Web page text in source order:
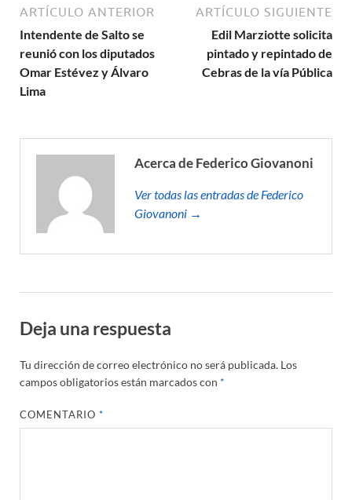
ARTÍCULO ANTERIOR
Intendente de Salto se
reunió con los diputados
Omar Estévez y Álvaro
Lima
ARTÍCULO SIGUIENTE
Edil Marziotte solicita
pintado y repintado de
Cebras de la vía Pública
Acerca de Federico Giovanoni
Ver todas las entradas de Federico
Giovanoni →
Deja una respuesta
Tu dirección de correo electrónico no será publicada. Los
campos obligatorios están marcados con *
COMENTARIO*